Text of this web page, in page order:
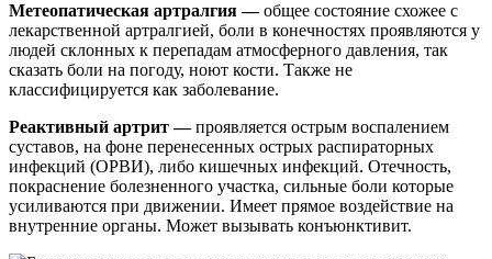
Метеопатическая артралгия —общее состояние схожее с
лекарственной артралгией, боли в конечностях проявляются у
людей склонных к перепадам атмосферного давления, так
сказать боли на погоду, ноют кости. Также не
классифицируется как заболевание.
Реактивный артрит —проявляется острым воспалением
суставов, на фоне перенесенных острых распираторных
инфекций (ОРВИ), либо кишечных инфекций. Отечность,
покраснение болезненного участка, сильные боли которые
усиливаются при движении. Имеет прямое воздействие на
внутренние органы. Может вызывать конъюнктивит.